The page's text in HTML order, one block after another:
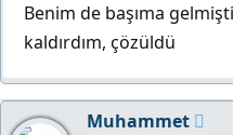
Benim de başıma
kaldırdım, çözüldü
Muhammet